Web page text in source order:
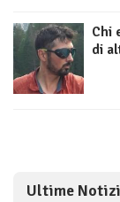
Chi
di
Ultime